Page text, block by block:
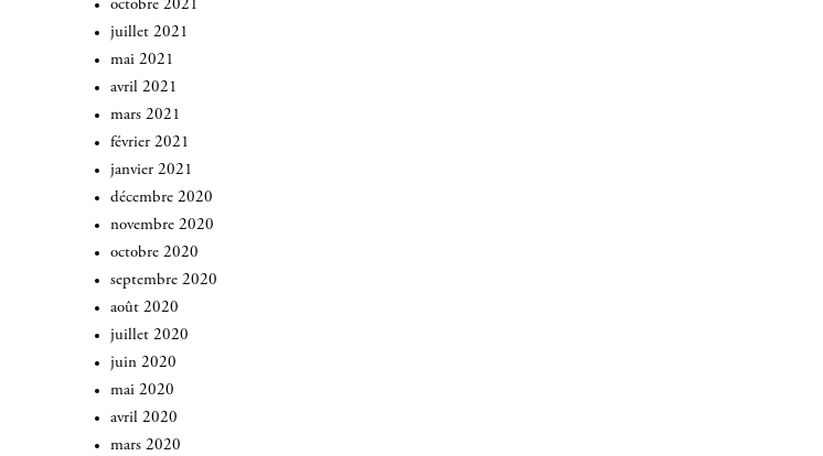
octobre 2021
juillet 2021
mai 2021
avril 2021
mars 2021
février 2021
janvier 2021
décembre 2020
novembre 2020
octobre 2020
septembre 2020
août 2020
juillet 2020
juin 2020
mai 2020
avril 2020
mars 2020